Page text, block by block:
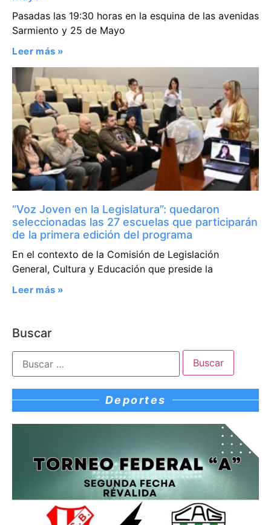
Pasadas las 19:30 horas en la esquina de las avenidas
Sarmiento y 25 de Mayo
Leer más »
“Voz Joven en la Legislatura”: quedaron
seleccionadas las 27 escuelas que participarán
de la primera edición del programa
En el contexto de la Comisión de Legislación
General, Cultura y Educación que preside la
Leer más »
Buscar
Deportes